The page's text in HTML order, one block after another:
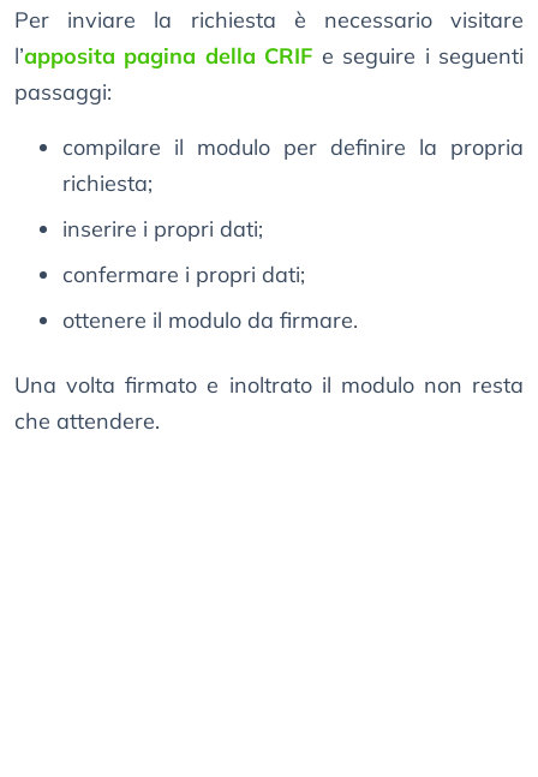
Per inviare la richiesta è necessario visitare
l’apposita pagina della CRIF e seguire i seguenti
passaggi:
compilare il modulo per definire la propria
richiesta;
inserire i propri dati;
confermare i propri dati;
ottenere il modulo da firmare.
Una volta firmato e inoltrato il modulo non resta
che attendere.